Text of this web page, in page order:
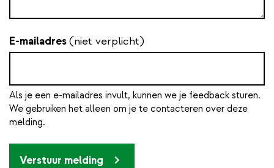
E-mailadres(niet verplicht)
Als je een e-mailadres invult, kunnen we je feedback sturen.
We gebruiken het alleen om je te contacteren over deze
melding.
Verstuur melding